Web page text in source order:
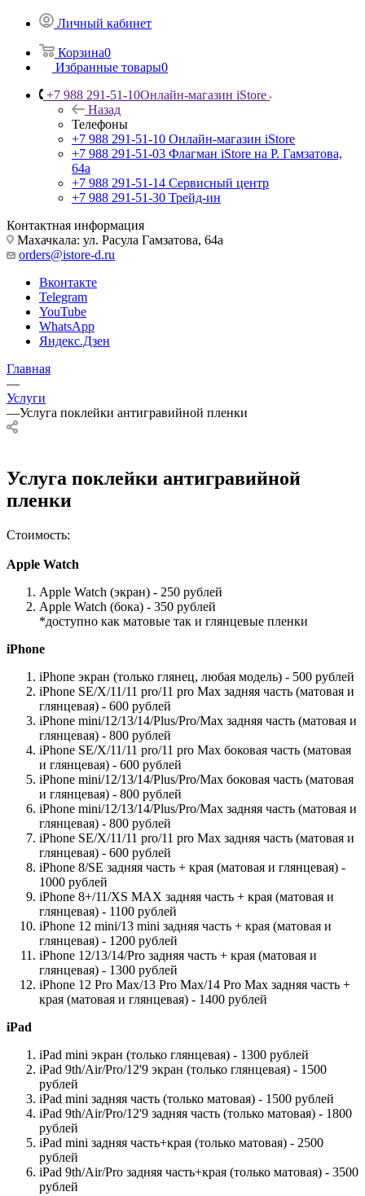
Личный кабинет
Корзина0
Избранные товары0
+7 988 291-51-10Онлайн-магазин iStore
Назад
Телефоны
+7 988 291-51-10 Онлайн-магазин iStore
+7 988 291-51-03 Флагман iStore на Р. Гамзатова,
64а
+7 988 291-51-14 Сервисный центр
+7 988 291-51-30 Трейд-ин
Контактная информация
Махачкала: ул. Расула Гамзатова, 64а
orders@istore-d.ru
Вконтакте
Telegram
YouTube
WhatsApp
Яндекс.Дзен
Главная
—
Услуги
—Услуга поклейки антигравийной пленки
Услуга поклейки антигравийной
пленки
Стоимость:
Apple Watch
Apple Watch (экран) - 250 рублей
Apple Watch (бока) - 350 рублей
*доступно как матовые так и глянцевые пленки
iPhone
iPhone экран (только глянец, любая модель) - 500 рублей
iPhone SE/X/11/11 pro/11 pro Max задняя часть (матовая и
глянцевая) - 600 рублей
iPhone mini/12/13/14/Plus/Pro/Max задняя часть (матовая и
глянцевая) - 800 рублей
iPhone SE/X/11/11 pro/11 pro Max боковая часть (матовая
и глянцевая) - 600 рублей
iPhone mini/12/13/14/Plus/Pro/Max боковая часть (матовая
и глянцевая) - 800 рублей
iPhone mini/12/13/14/Plus/Pro/Max задняя часть (матовая и
глянцевая) - 800 рублей
iPhone SE/X/11/11 pro/11 pro Max задняя часть (матовая и
глянцевая) - 600 рублей
iPhone 8/SE задняя часть + края (матовая и глянцевая) -
1000 рублей
iPhone 8+/11/XS MAX задняя часть + края (матовая и
глянцевая) - 1100 рублей
iPhone 12 mini/13 mini задняя часть + края (матовая и
глянцевая) - 1200 рублей
iPhone 12/13/14/Pro задняя часть + края (матовая и
глянцевая) - 1300 рублей
iPhone 12 Pro Max/13 Pro Max/14 Pro Max задняя часть +
края (матовая и глянцевая) - 1400 рублей
iPad
iPad mini экран (только глянцевая) - 1300 рублей
iPad 9th/Air/Pro/12'9 экран (только глянцевая) - 1500
рублей
iPad mini задняя часть (только матовая) - 1500 рублей
iPad 9th/Air/Pro/12'9 задняя часть (только матовая) - 1800
рублей
iPad mini задняя часть+края (только матовая) - 2500
рублей
iPad 9th/Air/Pro задняя часть+края (только матовая) - 3500
рублей